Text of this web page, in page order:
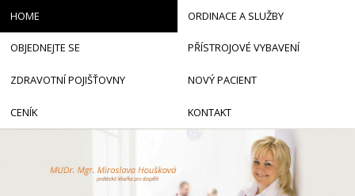
HOME ORDINACE A SLUŽBY
OBJEDNEJTE SE PŘÍSTROJOVÉ VYBAVENÍ
ZDRAVOTNÍ POJIŠŤOVNY NOVÝ PACIENT
CENÍK KONTAKT